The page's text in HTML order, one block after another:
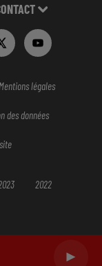
Mentions légales
des données
2022